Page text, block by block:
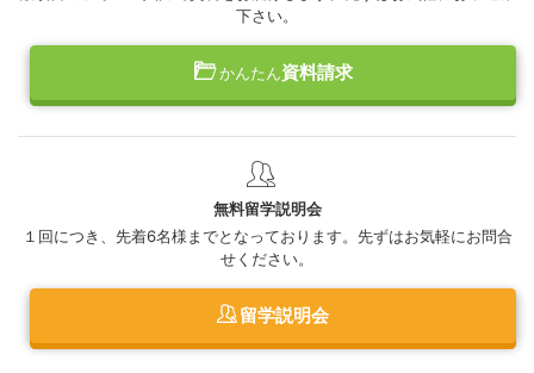
下さい。
かんたん資料請求
無料留学説明会
１回につき、先着6名様までとなっております。先ずはお気軽にお問合
せください。
留学説明会